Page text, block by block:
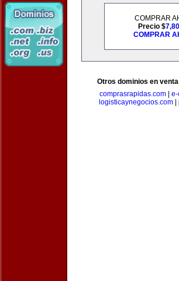
COMPRAR
Precio $
COMPRAR
Otros dominios en
comprasrapidas.com
e-
logisticaynegocios.com